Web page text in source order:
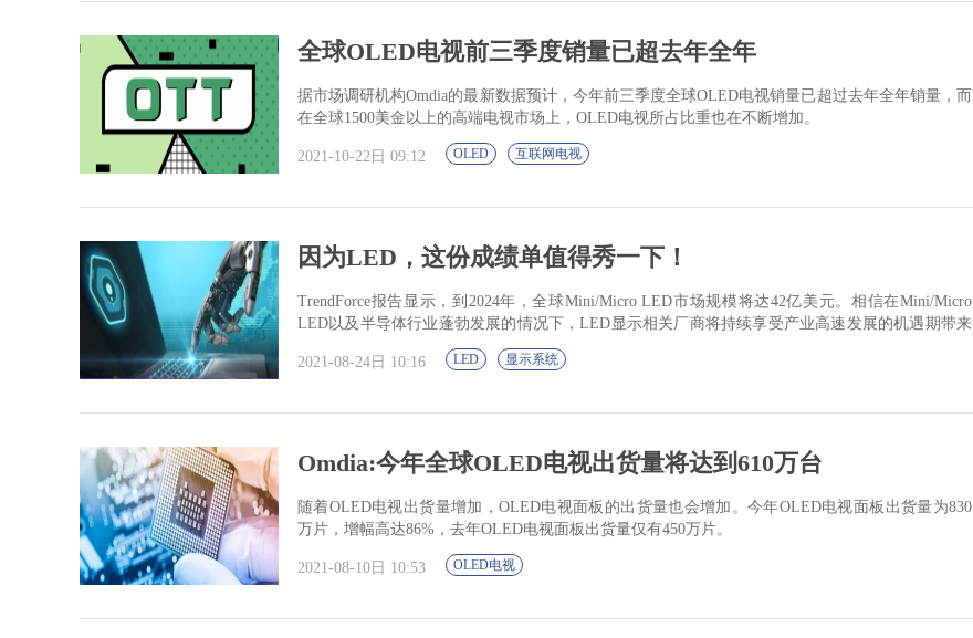
全球OLED电视前三季度销量已超去年全年
据市场调研机构Omdia的最新数据预计，今年前三季度全球OLED电视销量已超过去年全年销量，而
在全球1500美金以上的高端电视市场上，OLED电视所占比重也在不断增加。
2021-10-22日 09:12 OLED 互联网电视
因为LED，这份成绩单值得秀一下！
TrendForce报告显示，到2024年，全球Mini/Micro LED市场规模将达42亿美元。相信在Mini/Micro
LED以及半导体行业蓬勃发展的情况下，LED显示相关厂商将持续享受产业高速发展的机遇期带来
2021-08-24日 10:16
LED 显示系统
Omdia:今年全球OLED电视出货量将达到610万台
随着OLED电视出货量增加，OLED电视面板的出货量也会增加。今年OLED电视面板出货量为830
万片，增幅高达86%，去年OLED电视面板出货量仅有450万片。
2021-08-10日 10:53 OLED电视